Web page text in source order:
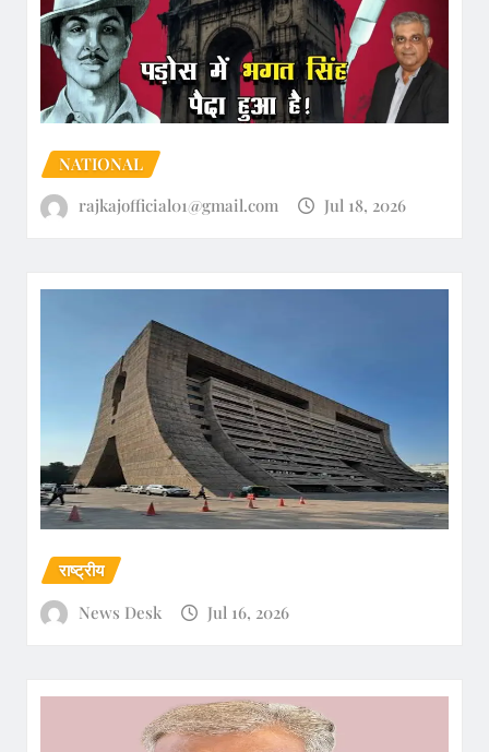
NATIONAL
rajkajofficial01@gmail.com
Jul 18, 2026
राष्ट्रीय
News Desk
Jul 16, 2026